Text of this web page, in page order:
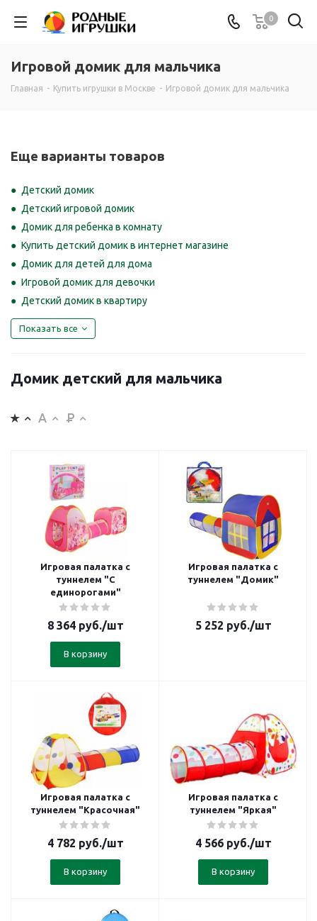
0
Игровой домик для мальчика
Главная - Купить игрушки в Москве - Игровой домик для мальчика
Еще варианты товаров
Детский домик
Детский игровой домик
Домик для ребенка в комнату
Купить детский домик в интернет магазине
Домик для детей для дома
Игровой домик для девочки
Детский домик в квартиру
Показать все
Домик детский для мальчика
Игровая палатка с
туннелем "С
единорогами"
8 364руб./шт
В корзину
Игровая палатка с
туннелем "Домик"
5 252 руб./шт
Игровая палатка с
туннелем "Красочная"
4 782 руб./шт
В корзину
Игровая палатка с
туннелем "Яркая"
4 566руб./шт
В корзину